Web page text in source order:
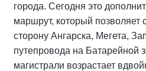
города. Сегодня это
маршрут, который позволяет
сторону Ангарска, Мегета,
путепровода на Батарейной
магистрали возрастает